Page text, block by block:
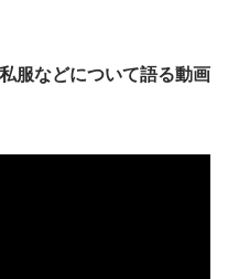
服などについて語る動画